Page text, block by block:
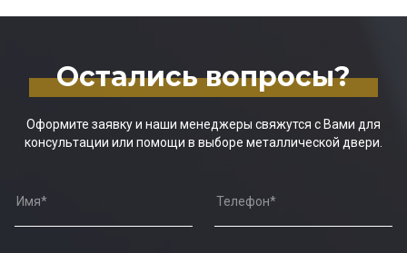
Остались вопросы?
Оформите заявку и наши менеджеры свяжутся с Вами для
консультации или помощи в выборе металлической двери.